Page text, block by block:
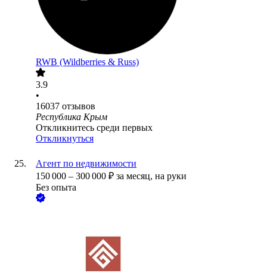
RWB (Wildberries & Russ)
3.9
•
16037 отзывов
Республика Крым
Откликнитесь среди первых
Откликнуться
Агент по недвижимости
150 000 – 300 000 ₽ за месяц, на руки
Без опыта